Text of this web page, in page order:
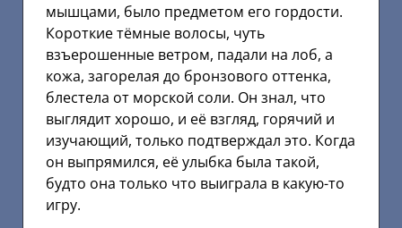
мышцами, было предметом его гордости.
Короткие тёмные волосы, чуть
взъерошенные ветром, падали на лоб, а
кожа, загорелая до бронзового оттенка,
блестела от морской соли. Он знал, что
выглядит хорошо, и её взгляд, горячий и
изучающий, только подтверждал это. Когда
он выпрямился, её улыбка была такой,
будто она только что выиграла в какую-то
игру.